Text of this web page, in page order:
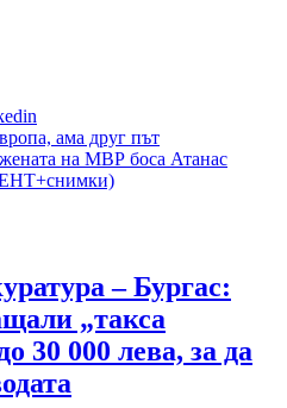
ама друг път
на МВР боса Атанас
– Бургас:
„такса
30 000 лева, за да